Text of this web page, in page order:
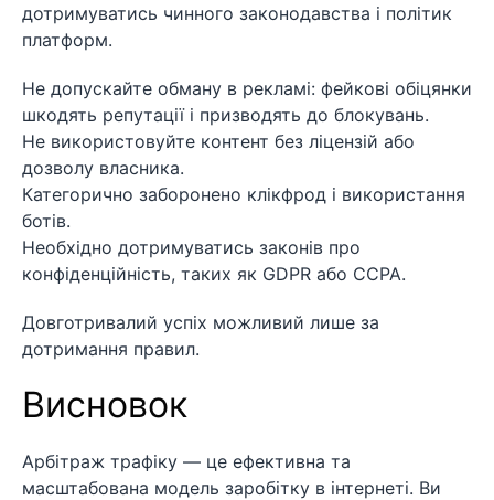
дотримуватись чинного законодавства і політик
платформ.
Не допускайте обману в рекламі: фейкові обіцянки
шкодять репутації і призводять до блокувань.
Не використовуйте контент без ліцензій або
дозволу власника.
Категорично заборонено клікфрод і використання
ботів.
Необхідно дотримуватись законів про
конфіденційність, таких як GDPR або CCPA.
Довготривалий успіх можливий лише за
дотримання правил.
Висновок
Арбітраж трафіку — це ефективна та
масштабована модель заробітку в інтернеті. Ви